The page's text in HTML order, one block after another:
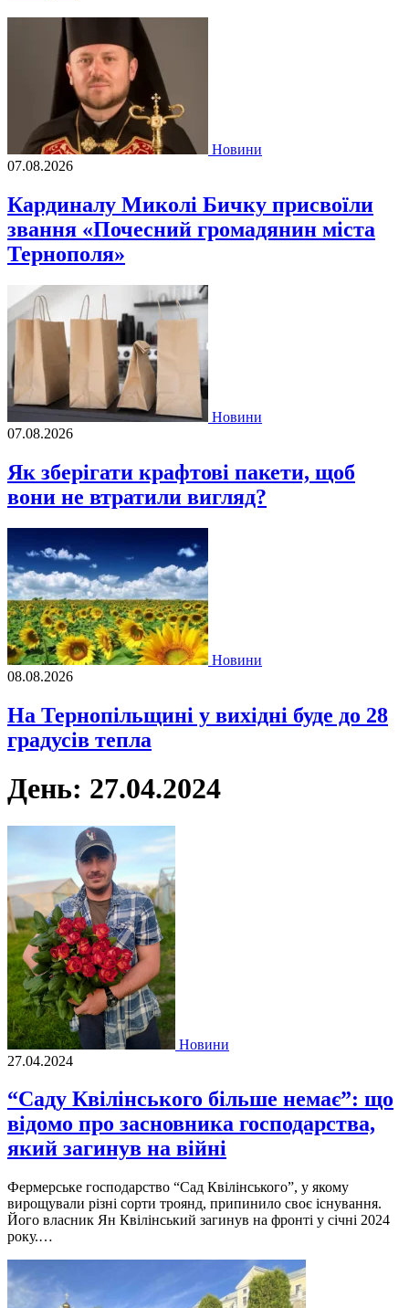
Новини
07.08.2026
Кардиналу Миколі Бичку присвоїли
звання «Почесний громадянин міста
Тернополя»
Новини
07.08.2026
Як зберігати крафтові пакети, щоб
вони не втратили вигляд?
Новини
08.08.2026
На Тернопільщині у вихідні буде до 28
градусів тепла
День: 27.04.2024
Новини
27.04.2024
“Саду Квілінського більше немає”: що
відомо про засновника господарства,
який загинув на війні
Фермерське господарство “Сад Квiлiнського”, у якому
вирощували рiзнi сорти троянд, припинило своє iснування.
Його власник Ян Квiлiнський загинув на фронтi у сiчнi 2024
року.…